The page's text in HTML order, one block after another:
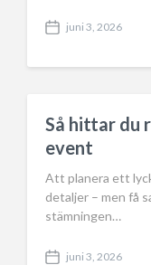
P
s
a
t
e
juni 3, 2026
Så hittar du
event
Att planera ett
detaljer – men få
stämningen…
juni 3, 2026